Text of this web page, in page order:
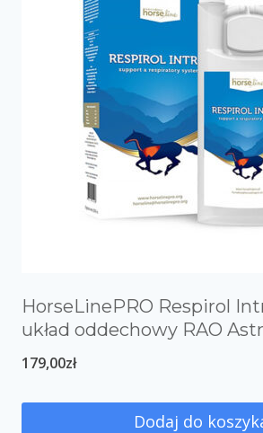
HorseLinePRO Respirol
układ oddechowy RAO
179,00zł
Dodaj do